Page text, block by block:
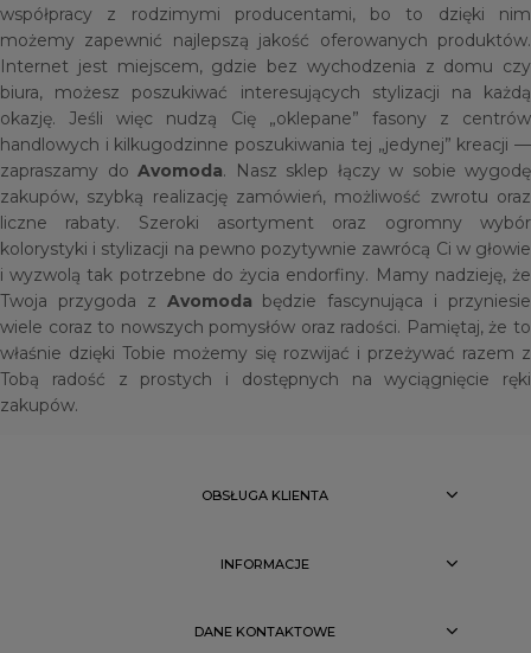
współpracy z rodzimymi producentami, bo to dzięki nim
możemy zapewnić najlepszą jakość oferowanych produktów.
Internet jest miejscem, gdzie bez wychodzenia z domu czy
biura, możesz poszukiwać interesujących stylizacji na każdą
okazję. Jeśli więc nudzą Cię „oklepane” fasony z centrów
handlowych i kilkugodzinne poszukiwania tej „jedynej” kreacji —
zapraszamy do Avomoda. Nasz sklep łączy w sobie wygodę
zakupów, szybką realizację zamówień, możliwość zwrotu oraz
liczne rabaty. Szeroki asortyment oraz ogromny wybór
kolorystyki i stylizacji na pewno pozytywnie zawrócą Ci w głowie
i wyzwolą tak potrzebne do życia endorfiny. Mamy nadzieję, że
Twoja przygoda z Avomoda będzie fascynująca i przyniesie
wiele coraz to nowszych pomysłów oraz radości. Pamiętaj, że to
właśnie dzięki Tobie możemy się rozwijać i przeżywać razem z
Tobą radość z prostych i dostępnych na wyciągnięcie ręki
zakupów.
OBSŁUGA KLIENTA
INFORMACJE
DANE KONTAKTOWE